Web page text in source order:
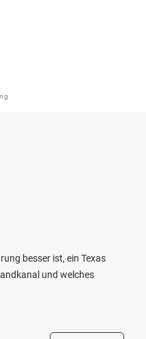
besser ist, ein Texas
und welches